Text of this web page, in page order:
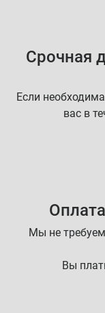
Срочная
Если
вас в
Мы не
Вы